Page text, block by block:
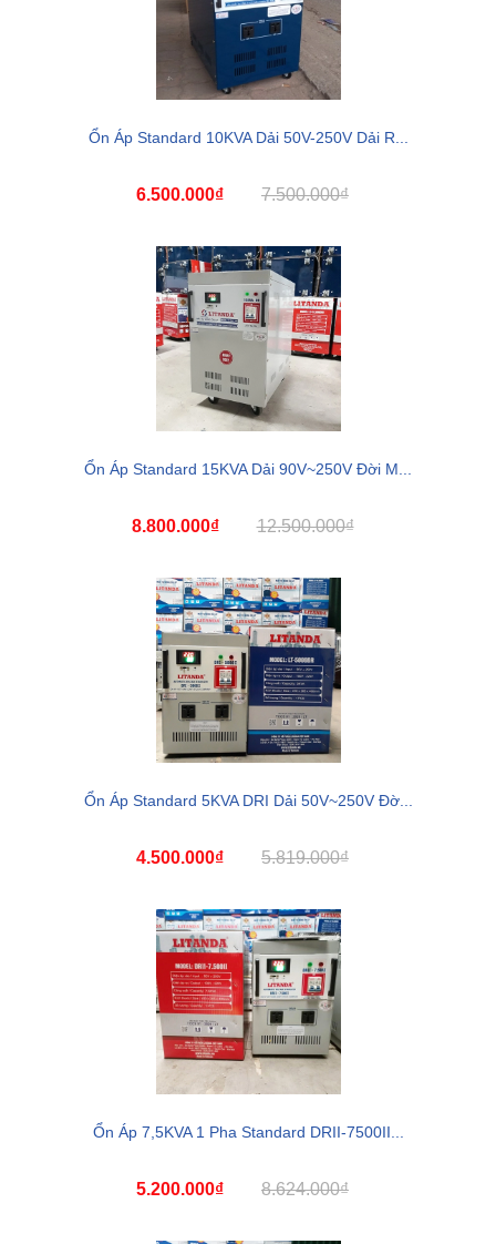
Ổn Áp Standard 10KVA Dải 50V-250V Dải R...
6.500.000₫ 7.500.000₫
Ổn Áp Standard 15KVA Dải 90V~250V Đời M...
8.800.000₫ 12.500.000₫
Ổn Áp Standard 5KVA DRI Dải 50V~250V Đờ...
4.500.000₫ 5.819.000₫
Ổn Áp 7,5KVA 1 Pha Standard DRII-7500II...
5.200.000₫ 8.624.000₫